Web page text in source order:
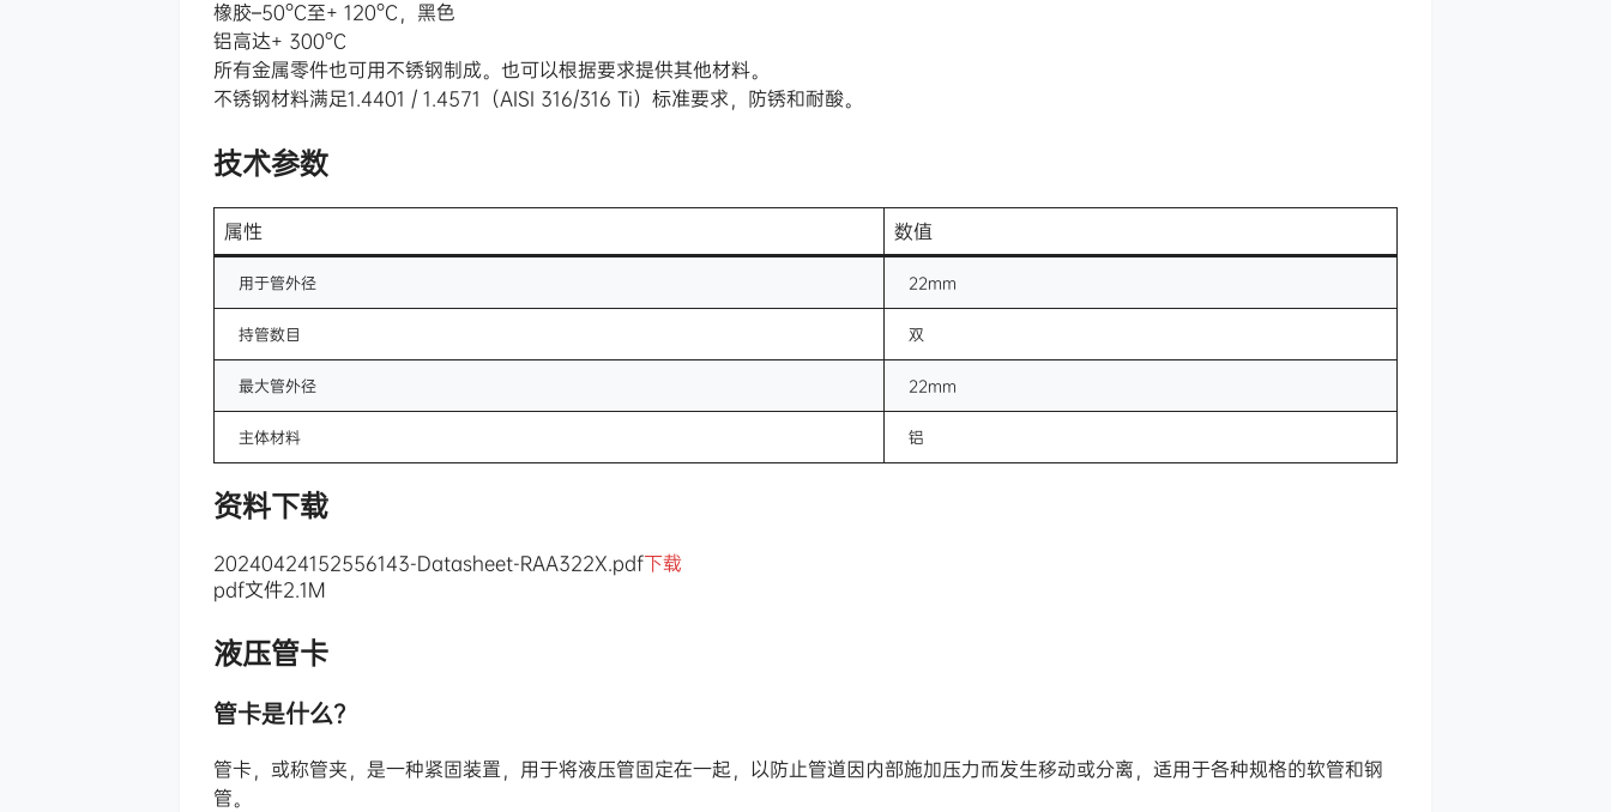
橡胶–50°C至+ 120°C，黑色
铝高达+ 300°C
所有金属零件也可用不锈钢制成。也可以根据要求提供其他材料。
不锈钢材料满足1.4401 / 1.4571（AISI 316/316 Ti）标准要求，防锈和耐酸。
技术参数
属性 数值
用于管外径 22mm
持管数目 双
最大管外径 22mm
主体材料 铝
资料下载
20240424152556143-Datasheet-RAA322X.pdf下载
pdf文件2.1M
液压管卡
管卡是什么？
管卡，或称管夹，是一种紧固装置，用于将液压管固定在一起，以防止管道因内部施加压力而发生移动或分离，适用于各种规格的软管和钢
管。